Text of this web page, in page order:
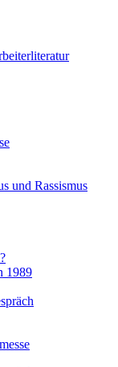
und Rassismus
1989